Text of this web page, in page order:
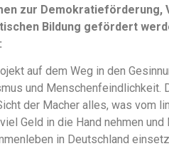
zur Demokratieförderung,
Bildung gefördert
auf dem Weg in den
und Menschenfeindlichkeit.
der Macher alles, was vom
Geld in die Hand nehmen
in Deutschland